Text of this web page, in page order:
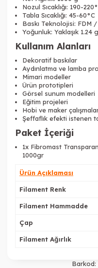
Nozul Sıcaklığı: 190-
Tabla Sıcaklığı: 45-60°C
Baskı Teknolojisi: FDM /
Yoğunluk: Yaklaşık 1.24
Kullanım Alanları
Dekoratif baskılar
Aydınlatma ve lamba
Mimari modeller
Ürün prototipleri
Görsel sunum modelleri
Eğitim projeleri
Hobi ve maker
Şeffaflık efekti istenen
Paket İçeriği
1x Fibromast
1000gr
Ürün Açıklaması
Filament Renk
Filament Hammadde
Çap
Filament Ağırlık
Barkod: